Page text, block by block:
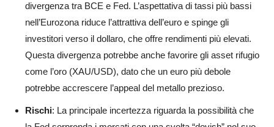
divergenza tra BCE e Fed. L’aspettativa di tassi più bassi
nell’Eurozona riduce l’attrattiva dell’euro e spinge gli
investitori verso il dollaro, che offre rendimenti più elevati.
Questa divergenza potrebbe anche favorire gli asset rifugio
come l’oro (XAU/USD), dato che un euro più debole
potrebbe accrescere l’appeal del metallo prezioso.
Rischi: La principale incertezza riguarda la possibilità che